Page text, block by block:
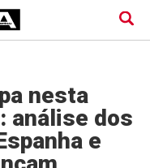
nesta
análise dos
e